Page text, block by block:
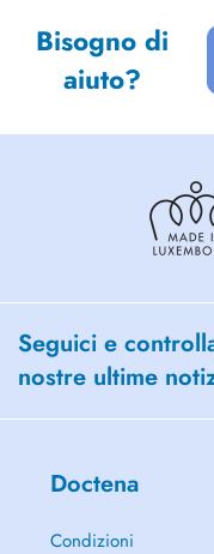
Bisogno di
aiuto?
Seguici e
nostre ultime
Doctena
Condizioni